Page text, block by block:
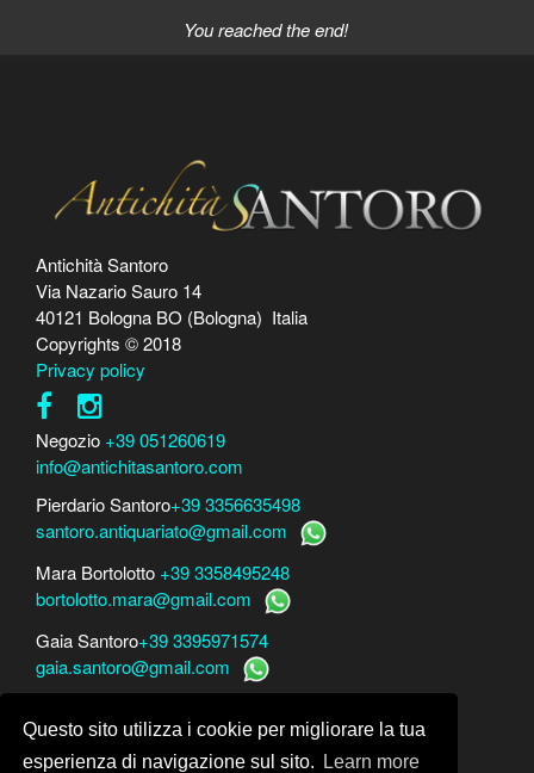
Questo sito utilizza i cookie per migliorare la tua
esperienza di navigazione sul sito.
Learn more
You reached the end!
Antichità Santoro
Via Nazario Sauro 14
40121 Bologna BO (Bologna) Italia
Copyrights © 2018
Privacy policy
Negozio +39 051260619
info@antichitasantoro.com
Pierdario Santoro+39 3356635498
santoro.antiquariato@gmail.com
Mara Bortolotto +39 3358495248
bortolotto.mara@gmail.com
Gaia Santoro+39 3395971574
gaia.santoro@gmail.com
Mara Bortolottowww.perito-arte-antiquariato.it
Dario Santorowww.peritoarte.info